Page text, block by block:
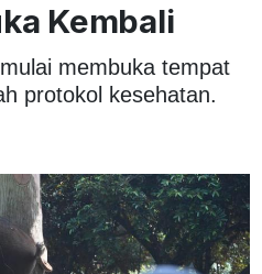
Kembali
membuka tempat
protokol kesehatan.